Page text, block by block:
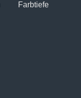
Farbtiefe